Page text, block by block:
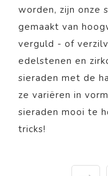
worden, zijn onze
gemaakt van
verguld - of
edelstenen en
sieraden met de
ze variëren in
sieraden mooi te
tricks!